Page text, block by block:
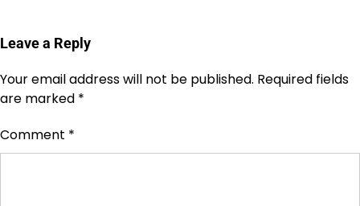
Leave a Reply
Your email address will not be published. Required fields
are marked *
Comment *